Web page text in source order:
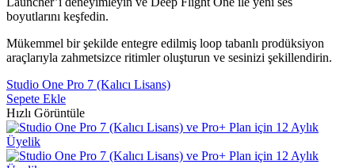
boyutlarını keşfedin.
Mükemmel bir şekilde entegre edilmiş loop tabanlı prodüksiyon
araçlarıyla zahmetsizce ritimler oluşturun ve sesinizi şekillendirin.
Studio One Pro 7 (Kalıcı Lisans)
Sepete Ekle
Hızlı Görüntüle